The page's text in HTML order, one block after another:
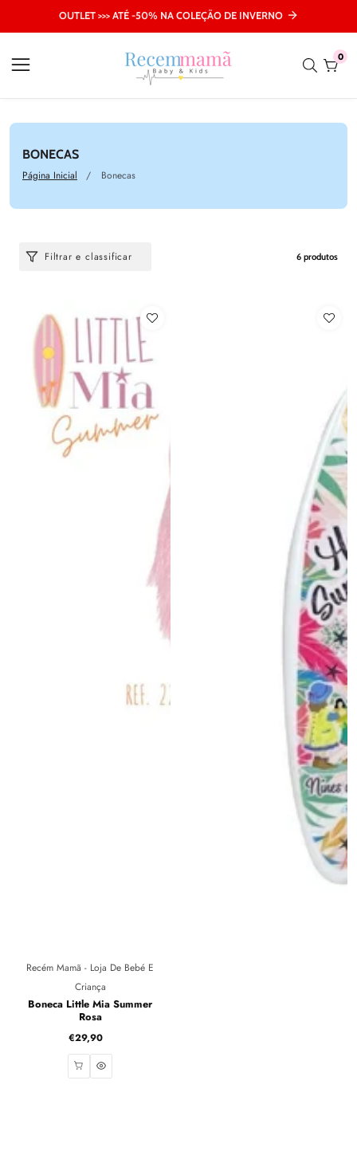
OUTLET >>> ATÉ -50% NA COLEÇÃO DE INVERNO
00
CATEGORIA:
BONECAS
Página Inicial Bonecas
Filtrar e classificar 6 produtos
Recém Mamã - Loja De Bebé E
Criança
Boneca Little Mia Summer
Rosa
Preço
normal
€29,90